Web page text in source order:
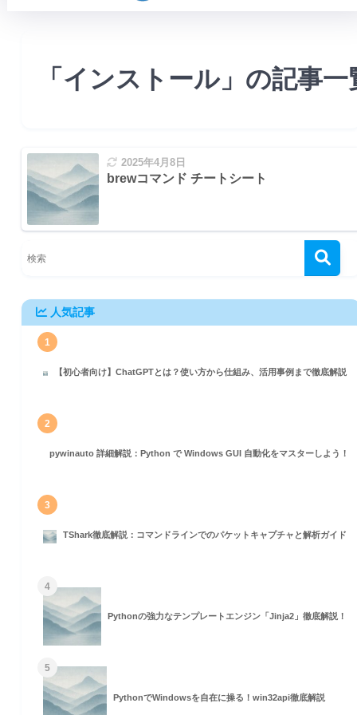
「インストール」の記事一
2025年4月8日
brewコマンド チートシート
人気記事
1
【初心者向け】ChatGPTとは？使い方から仕組み、活用事例まで徹底解説
2
pywinauto 詳細解説：Python で Windows GUI 自動化をマスターしよう！
3
TShark徹底解説：コマンドラインでのパケットキャプチャと解析ガイド
4
Pythonの強力なテンプレートエンジン「Jinja2」徹底解説！
5
PythonでWindowsを自在に操る！win32api徹底解説